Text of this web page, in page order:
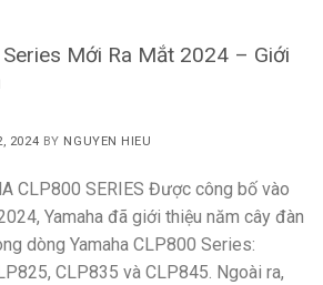
Mới Ra Mắt 2024 – Giới
2024 BY NGUYEN HIEU
CLP800 SERIES Được công bố vào
Yamaha đã giới thiệu năm cây đàn
dòng Yamaha CLP800 Series:
CLP835 và CLP845. Ngoài ra,